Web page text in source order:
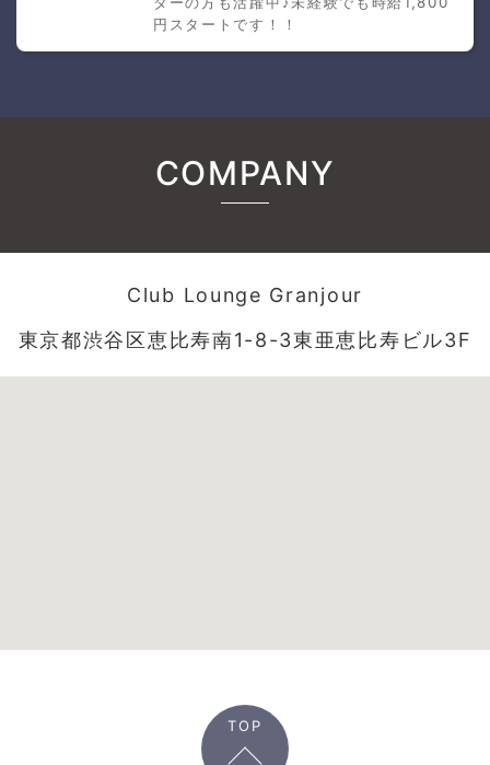
円スタートです！！
COMPANY
Club Lounge Granjour
東京都渋谷区恵比寿南1-8-3東亜恵比寿ビル3F
TOP